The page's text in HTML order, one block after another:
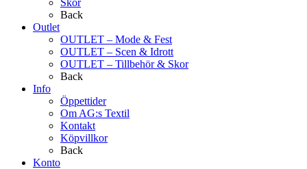
Skor
Back
Outlet
OUTLET – Mode & Fest
OUTLET – Scen & Idrott
OUTLET – Tillbehör & Skor
Back
Info
Öppettider
Om AG:s Textil
Kontakt
Köpvillkor
Back
Konto